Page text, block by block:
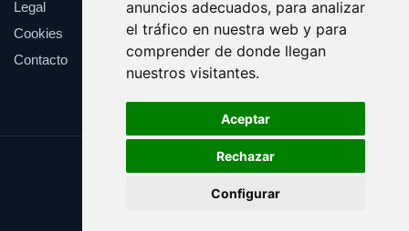
anuncios adecuados, para analizar
el tráfico en nuestra web y para
comprender de donde llegan
nuestros visitantes.
Aceptar
Rechazar
Configurar
Legal
Cookies
Contacto
Update cookies preferences
Copyright © 2025 ecodiesel.es